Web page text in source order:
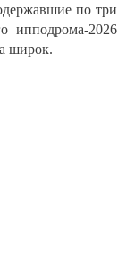
по три
ипподрома-2026
широк.